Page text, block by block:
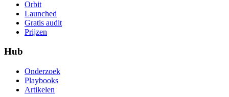
Orbit
Launched
Gratis audit
Prijzen
Hub
Onderzoek
Playbooks
Artikelen